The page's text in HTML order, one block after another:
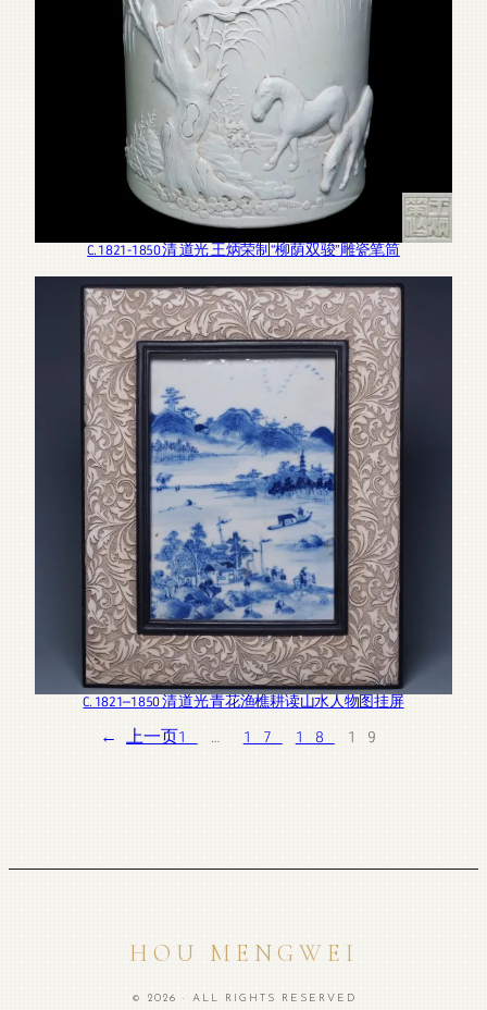
C. 1821-1850 清 道光 王炳荣制“柳荫双骏”雕瓷笔筒
C. 1821—1850 清 道光 青花渔樵耕读山水人物图挂屏
← 上一页1 … 17 18 19
HOU MENGWEI
© 2026 · ALL RIGHTS RESERVED